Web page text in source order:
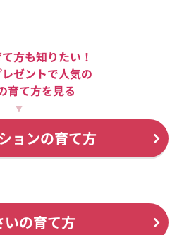
方も知りたい！
ゼントで人気の
育て方を見る
▼
ョンの育て方
いの育て方